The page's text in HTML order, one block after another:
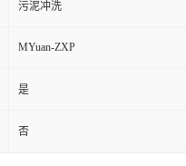
污泥冲洗
MYuan-ZXP
是
否